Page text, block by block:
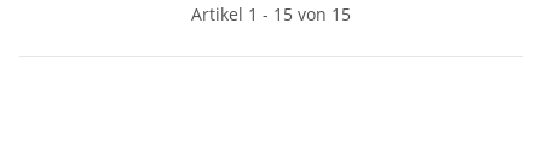
Artikel 1 - 15 von 15